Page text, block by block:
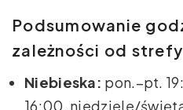
Podsumowanie
zależności od strefy
Niebieska: pon.–pt.
16:00, niedziele/